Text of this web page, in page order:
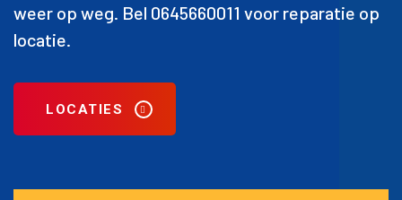
weer op weg. Bel 0645660011 voor reparatie op
locatie.
LOCATIES